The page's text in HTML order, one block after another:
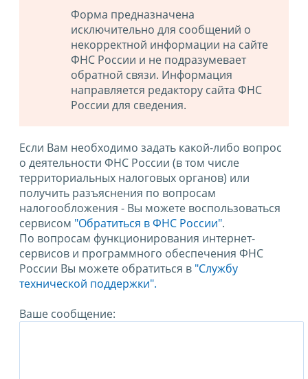
Форма предназначена
исключительно для сообщений о
некорректной информации на сайте
ФНС России и не подразумевает
обратной связи. Информация
направляется редактору сайта ФНС
России для сведения.
Если Вам необходимо задать какой-либо вопрос
о деятельности ФНС России (в том числе
территориальных налоговых органов) или
получить разъяснения по вопросам
налогообложения - Вы можете воспользоваться
сервисом "Обратиться в ФНС России".
По вопросам функционирования интернет-
сервисов и программного обеспечения ФНС
России Вы можете обратиться в "Службу
технической поддержки".
Ваше сообщение: